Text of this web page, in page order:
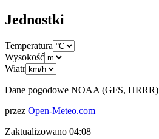
Jednostki
Temperatura
Wysokość
Wiatr
Dane pogodowe NOAA (GFS, HRRR)
przez Open-Meteo.com
Zaktualizowano 04:08